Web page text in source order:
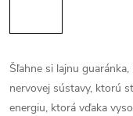
Šľahne si lajnu
nervovej sústavy, ktorú
energiu, ktorá vďaka